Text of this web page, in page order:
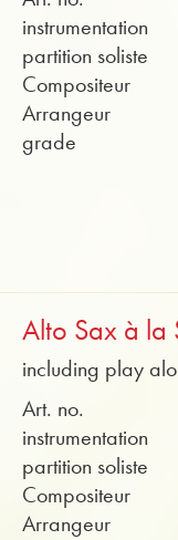
instrumentation
partition soliste
Compositeur
Arrangeur
grade
Alto Sax à la
including play
Art. no.
instrumentation
partition soliste
Compositeur
Arrangeur